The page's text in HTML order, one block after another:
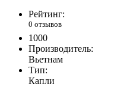
Рейтинг:
0 отзывов
1000
Производитель:
Вьетнам
Тип:
Капли